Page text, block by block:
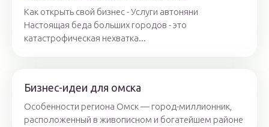
Как открыть свой бизнес - Услуги автоняни
Настоящая беда больших городов - это
катастрофическая нехватка...
Бизнес-идеи для омска
Особенности региона Омск — город-миллионник,
расположенный в живописном и богатейшем районе